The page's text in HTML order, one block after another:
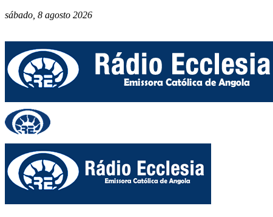
sábado, 8 agosto 2026